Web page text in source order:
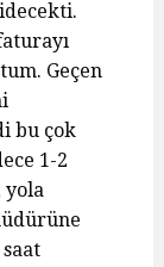
Geçen
bu çok
1-2
yola